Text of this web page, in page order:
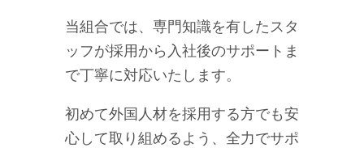
当組合では、専門知識を有したスタ
ッフが採用から入社後のサポートま
で丁寧に対応いたします。
初めて外国人材を採用する方でも安
心して取り組めるよう、全力でサポ